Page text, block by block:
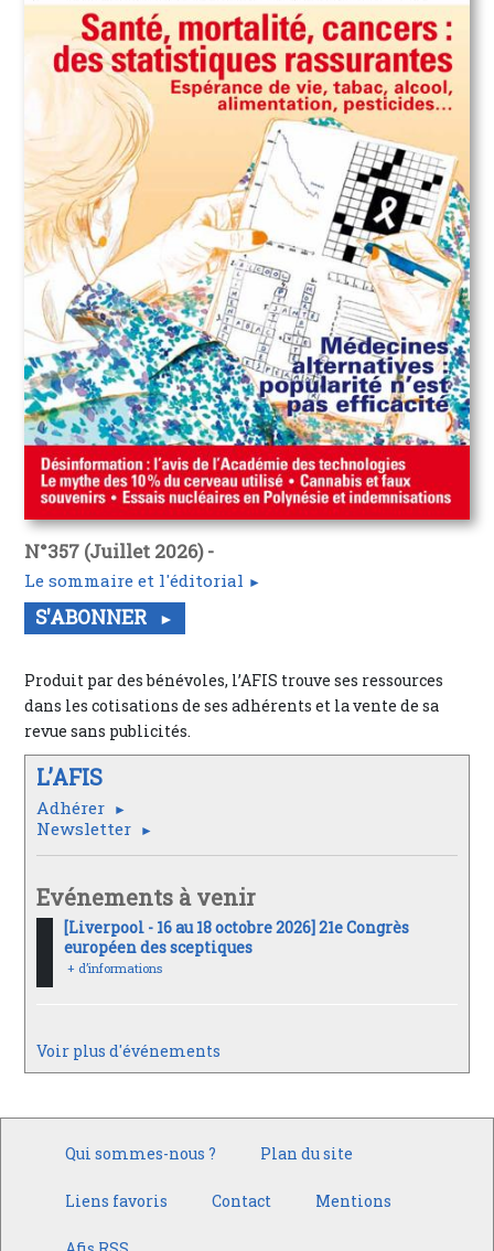
N°357 (Juillet 2026) -
Le sommaire et l'éditorial
S'ABONNER
Produit par des bénévoles, l’AFIS trouve ses ressources
dans les cotisations de ses adhérents et la vente de sa
revue sans publicités.
L’AFIS
Adhérer
Newsletter
Evénements à venir
[Liverpool - 16 au 18 octobre 2026] 21e Congrès
européen des sceptiques
+ d’informations
Voir plus d'événements
Qui sommes-nous ? Plan du site
Liens favoris Contact Mentions